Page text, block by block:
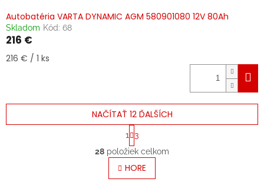
Autobatéria VARTA DYNAMIC AGM 580901080 12V 80Ah
Skladom Kód: 68
216 €
Jednotková
216 € / 1 ks
O
v
l
á
NAČÍTAŤ 12 ĎALŠÍCH
S
t
r
á
n
k
1
3
28 položiek celkom
HORE